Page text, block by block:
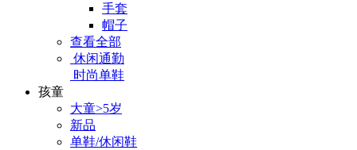
手套
帽子
查看全部
休闲通勤
时尚单鞋
孩童
大童>5岁
新品
单鞋/休闲鞋